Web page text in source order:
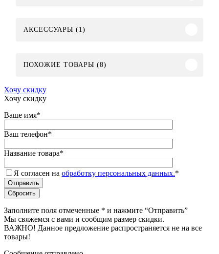
АКСЕССУАРЫ (1)
ПОХОЖИЕ ТОВАРЫ (8)
Хочу скидку
Хочу скидку
Ваше имя*
Ваш телефон*
Название товара*
Я согласен на обработку персональных данных.*
Заполните поля отмеченные * и нажмите “Отправить”
Мы свяжемся с вами и сообщим размер скидки.
ВАЖНО! Данное предложение распространяется не на все
товары!